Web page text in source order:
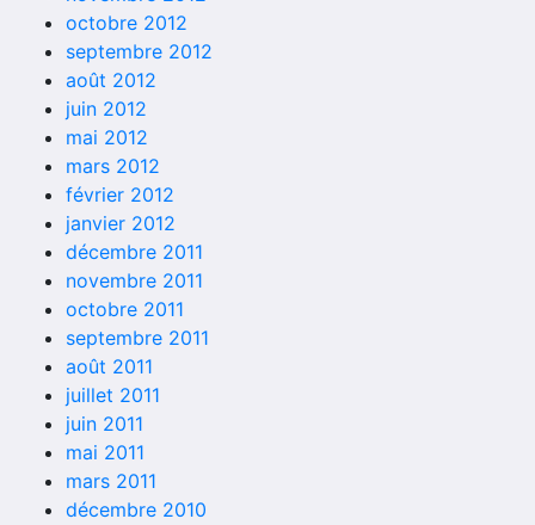
octobre 2012
septembre 2012
août 2012
juin 2012
mai 2012
mars 2012
février 2012
janvier 2012
décembre 2011
novembre 2011
octobre 2011
septembre 2011
août 2011
juillet 2011
juin 2011
mai 2011
mars 2011
décembre 2010